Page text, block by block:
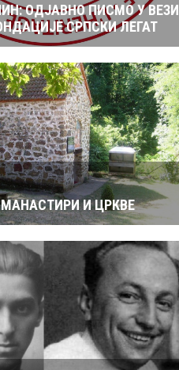
ОДЈАВНО ПИСМО У ВЕЗИ
СРПСКИ ЛЕГАТ
И ЦРКВЕ